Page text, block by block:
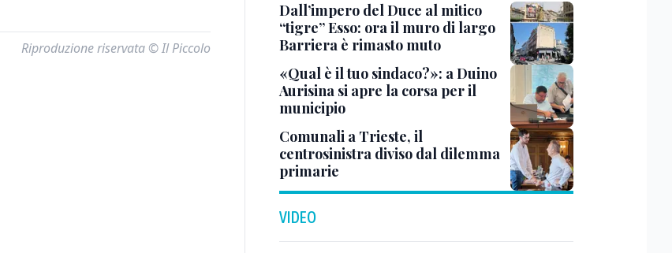
Riproduzione riservata © Il Piccolo
Dall’impero del Duce al mitico
“tigre” Esso: ora il muro di largo
Barriera è rimasto muto
«Qual è il tuo sindaco?»: a Duino
Aurisina si apre la corsa per il
municipio
Comunali a Trieste, il
centrosinistra diviso dal dilemma
primarie
VIDEO